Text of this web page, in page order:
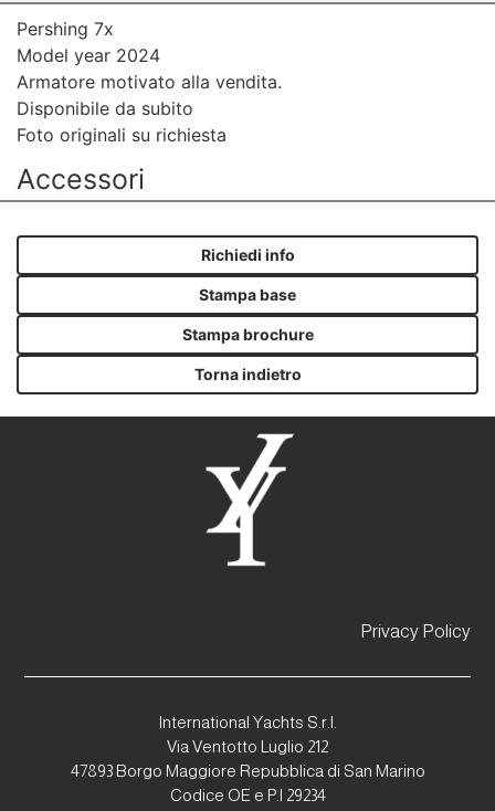
Pershing 7x
Model year 2024
Armatore motivato alla vendita.
Disponibile da subito
Foto originali su richiesta
Accessori
Richiedi info
Stampa base
Stampa brochure
Torna indietro
Privacy Policy
International Yachts S.r.l.
Via Ventotto Luglio 212
47893 Borgo Maggiore Repubblica di San Marino
Codice OE e P.I 29234